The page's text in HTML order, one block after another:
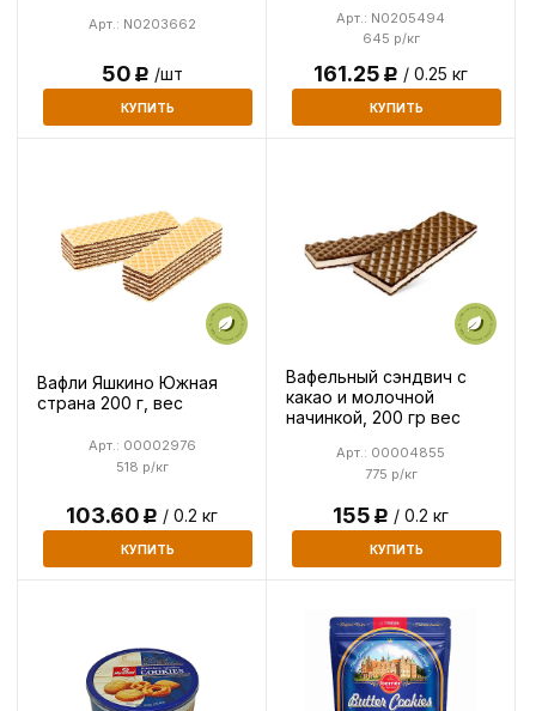
Арт.: N0203662
50Р /шт
КУПИТЬ
645 р/кг
Арт.: N0205494
161.25Р / 0.25 кг
КУПИТЬ
Вафли Яшкино Южная
страна 200 г, вес
518 р/кг
Арт.: 00002976
103.60Р / 0.2 кг
КУПИТЬ
Вафельный сэндвич с
какао и молочной
начинкой, 200 гр вес
775 р/кг
Арт.: 00004855
155Р / 0.2 кг
КУПИТЬ